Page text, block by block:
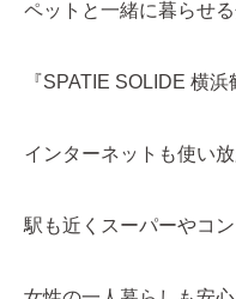
ペットと一緒に暮らせ
『SPATIE SOLIDE 横
インターネットも使い
駅も近くスーパーやコ